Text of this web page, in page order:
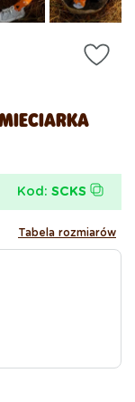
Kod: SCKS
Tabela rozmiarów